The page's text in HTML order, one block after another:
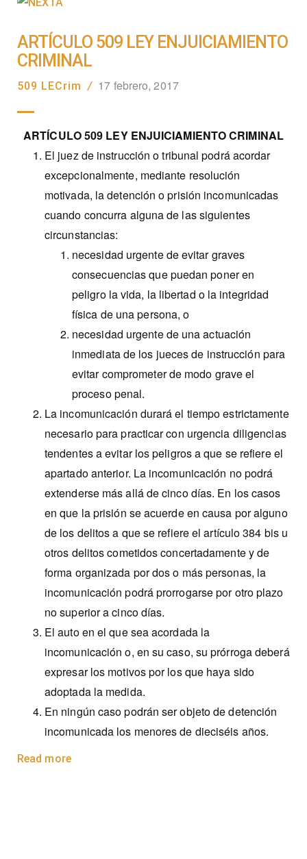
ARTÍCULO 509 LEY ENJUICIAMIENTO
CRIMINAL
509 LECrim / 17 febrero, 2017
ARTÍCULO 509 LEY ENJUICIAMIENTO CRIMINAL
El juez de instrucción o tribunal podrá acordar
excepcionalmente, mediante resolución
motivada, la detención o prisión incomunicadas
cuando concurra alguna de las siguientes
circunstancias:
necesidad urgente de evitar graves
consecuencias que puedan poner en
peligro la vida, la libertad o la integridad
física de una persona, o
necesidad urgente de una actuación
inmediata de los jueces de instrucción para
evitar comprometer de modo grave el
proceso penal.
La incomunicación durará el tiempo estrictamente
necesario para practicar con urgencia diligencias
tendentes a evitar los peligros a que se refiere el
apartado anterior. La incomunicación no podrá
extenderse más allá de cinco días. En los casos
en que la prisión se acuerde en causa por alguno
de los delitos a que se refiere el artículo 384 bis u
otros delitos cometidos concertadamente y de
forma organizada por dos o más personas, la
incomunicación podrá prorrogarse por otro plazo
no superior a cinco días.
El auto en el que sea acordada la
incomunicación o, en su caso, su prórroga deberá
expresar los motivos por los que haya sido
adoptada la medida.
En ningún caso podrán ser objeto de detención
incomunicada los menores de dieciséis años.
Read more